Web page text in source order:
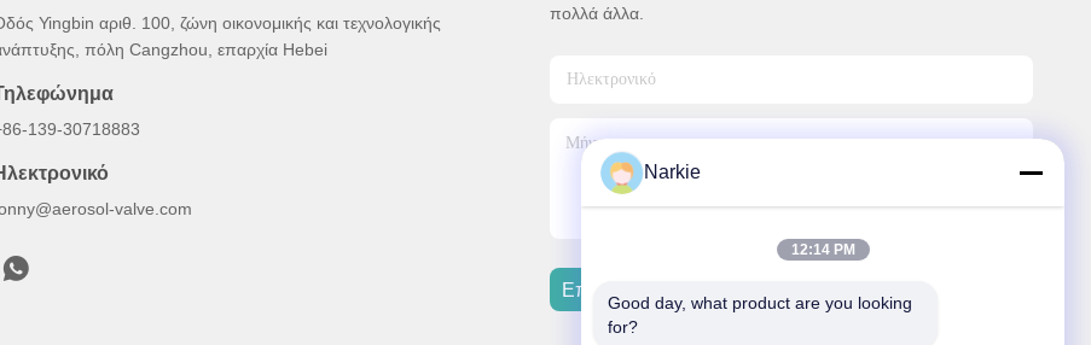
Yingbin αριθ. 100, ζώνη οικονομικής και τεχνολογικής
πόλη Cangzhou, επαρχία Hebei
139-30718883
valve.com
πολλά άλλα.
Επικοινωνήστε Μαζί Μας
Narkie
12:14 PM
Good day, what product are you looking
for?